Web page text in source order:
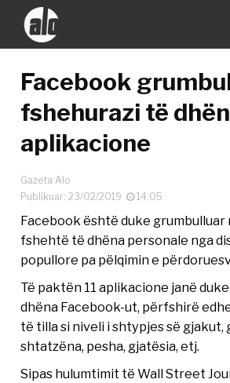
Facebook
fshehurazi të
aplikacione
Gazeta Alo
Publikuar: 23/02/2019
14:05
Facebook është duke grumbulluar
fshehtë të dhëna personale nga
popullore pa pëlqimin e
Të paktën 11 aplikacione janë
dhëna Facebook-ut, përfshirë
të tilla si niveli i shtypjes së gjakut,
shtatzëna, pesha, gjatësia, etj.
Sipas hulumtimit të Wall Street